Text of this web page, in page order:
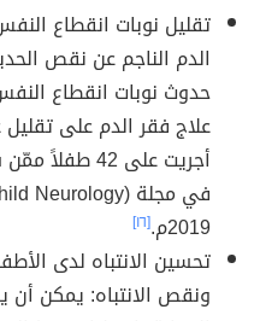
تقليل نوبات انقطاع
الدم الناجم عن نقص
حدوث نوبات انقطاع
علاج فقر الدم على
أجريت على
2019م.
[١٦]
تحسين الانتباه لدى
ونقص الانتباه: يمكن